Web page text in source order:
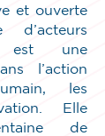
et ouverte
est une
l’action
les
Elle
de